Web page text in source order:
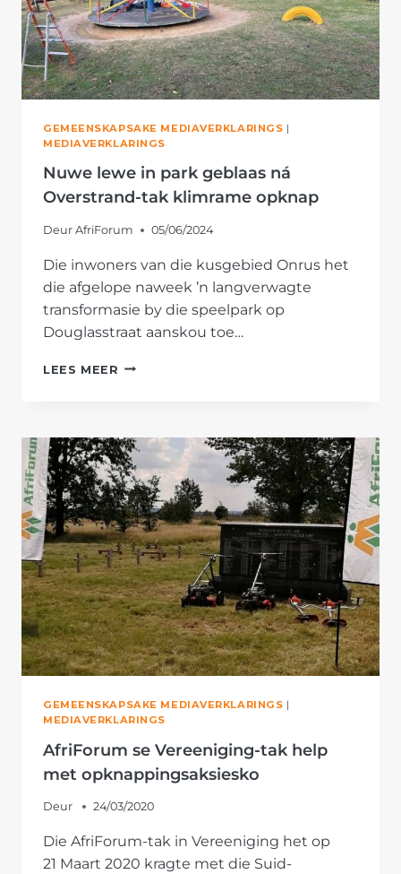
GEMEENSKAPSAKE MEDIAVERKLARINGS |
MEDIAVERKLARINGS
Nuwe lewe in park geblaas ná
Overstrand-tak klimrame opknap
Deur AfriForum 05/06/2024
Die inwoners van die kusgebied Onrus het
die afgelope naweek ’n langverwagte
transformasie by die speelpark op
Douglasstraat aanskou toe…
LEES MEER NUWE
GEBLAAS
NÁ
OVERSTRAND-
TAK
KLIMRAME
OPKNAP
GEMEENSKAPSAKE MEDIAVERKLARINGS |
MEDIAVERKLARINGS
AfriForum se Vereeniging-tak help
met opknappingsaksiesko
Deur 24/03/2020
Die AfriForum-tak in Vereeniging het op
21 Maart 2020 kragte met die Suid-